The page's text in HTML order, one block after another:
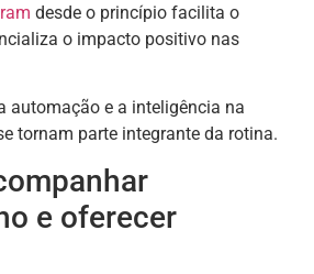
desde o princípio facilita o
o impacto positivo nas
automação e a inteligência na
tornam parte integrante da rotina.
e oferecer